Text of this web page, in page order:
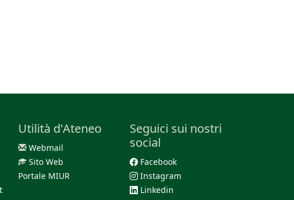
Utilità d'Ateneo
Webmail
Sito Web
Portale MIUR
Seguici sui nostri
social
Facebook
Instagram
Linkedin